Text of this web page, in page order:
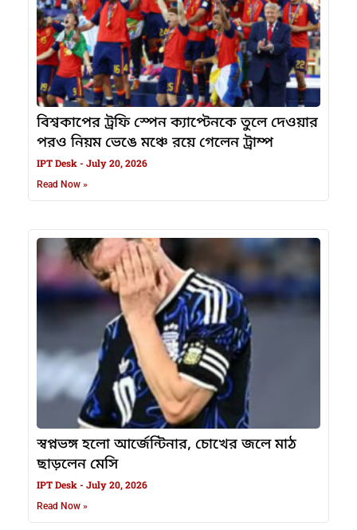
বিশ্বকাপের ট্রফি স্পেন ক্যাপ্টেনকে তুলে দেওয়ার
পরও নিয়ম ভেঙে মঞ্চে রয়ে গেলেন ট্রাম্প
IPT Desk July 20, 2026
Read Now »
স্বপ্নভঙ্গ হলো আর্জেন্টিনার, চোখের জলে মাঠ
ছাড়লেন মেসি
IPT Desk July 20, 2026
Read Now »